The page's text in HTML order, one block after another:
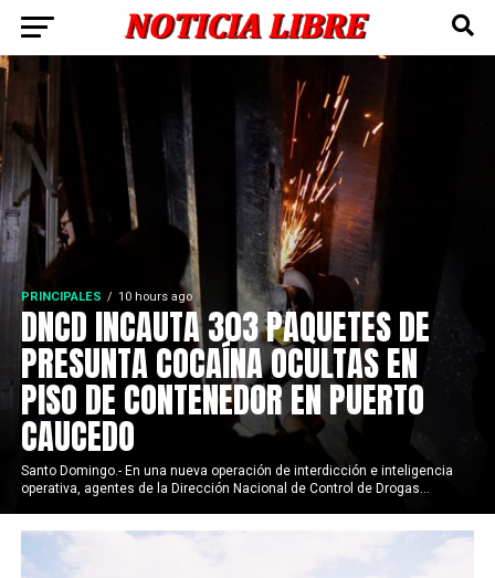
PRINCIPALES 10 hours ago
DNCD INCAUTA 303 PAQUETES DE
PRESUNTA COCAÍNA OCULTAS EN
PISO DE CONTENEDOR EN PUERTO
CAUCEDO
Santo Domingo.- En una nueva operación de interdicción e inteligencia
operativa, agentes de la Dirección Nacional de Control de Drogas...